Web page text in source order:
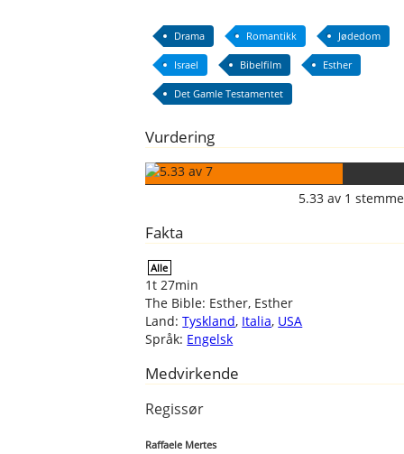
Drama Romantikk Jødedom
Israel Bibelfilm Esther
Det Gamle Testamentet
Vurdering
5.33av 1 stemme
Fakta
Alle
1t 27min
The Bible: Esther, Esther
Land:Tyskland, Italia, USA
Språk: Engelsk
Medvirkende
Regissør
Raffaele Mertes